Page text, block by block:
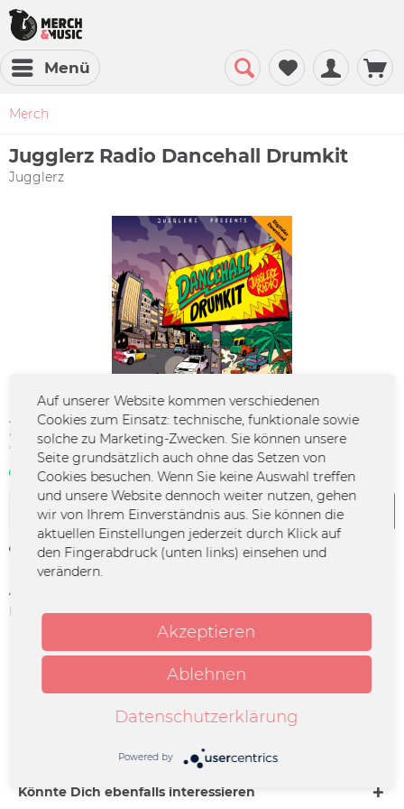
Menü
Merch
Jugglerz Radio Dancehall Drumkit
Jugglerz
25,00 € *
*inkl. MwSt. zzgl. Versandkosten
Als Sofortdownload verfügbar
In den Warenkorb
Merken
Artikel-Nr.:
Herstellerinfo:
Merchcowboy GmbH & Co. KG
Friedrich-Ebert-Straße 7 | 48153
Münster |
support@merchcowboy.com
Digital Download only. 297 Original Dancehall Sounds
One Shots & Loops Drums & Percussions...
Könnte Dich ebenfalls interessieren
Auf unserer Website kommen verschiedenen
Cookies zum Einsatz: technische, funktionale sowie
solche zu Marketing-Zwecken. Sie können unsere
Seite grundsätzlich auch ohne das Setzen von
Cookies besuchen. Wenn Sie keine Auswahl treffen
und unsere Website dennoch weiter nutzen, gehen
wir von Ihrem Einverständnis aus. Sie können die
aktuellen Einstellungen jederzeit durch Klick auf
den Fingerabdruck (unten links) einsehen und
verändern.
Akzeptieren
Ablehnen
Datenschutzerklärung
Powered by